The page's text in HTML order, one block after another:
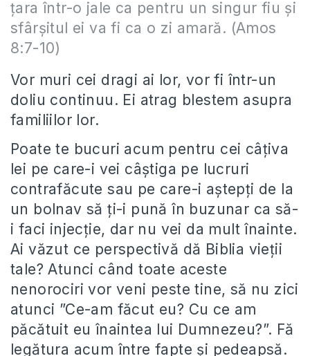
ţara într-o jale ca pentru un singur fiu şi
sfârşitul ei va fi ca o zi amară. (Amos
8:7-10)
Vor muri cei dragi ai lor, vor fi într-un
doliu continuu. Ei atrag blestem asupra
familiilor lor.
Poate te bucuri acum pentru cei câțiva
lei pe care-i vei câștiga pe lucruri
contrafăcute sau pe care-i aștepți de la
un bolnav să ți-i pună în buzunar ca să-
i faci injecție, dar nu vei da mult înainte.
Ai văzut ce perspectivă dă Biblia vieții
tale? Atunci când toate aceste
nenorociri vor veni peste tine, să nu zici
atunci ”Ce-am făcut eu? Cu ce am
păcătuit eu înaintea lui Dumnezeu?”. Fă
legătura acum între fapte și pedeapsă.